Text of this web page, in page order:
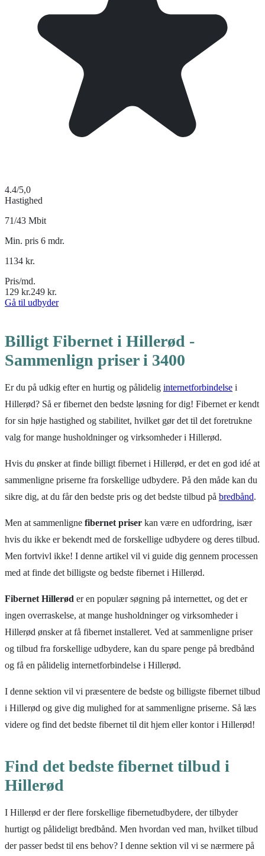
4.4/5,0
Hastighed
71/43 Mbit
Min. pris 6 mdr.
1134 kr.
Pris/md.
129 kr.249 kr.
Gå til udbyder
Billigt Fibernet i Hillerød -
Sammenlign priser i 3400
Er du på udkig efter en hurtig og pålidelig internetforbindelse i
Hillerød? Så er fibernet den bedste løsning for dig! Fibernet er kendt
for sin høje hastighed og stabilitet, hvilket gør det til det foretrukne
valg for mange husholdninger og virksomheder i Hillerød.
Hvis du ønsker at finde billigt fibernet i Hillerød, er det en god idé at
sammenligne priserne fra forskellige udbydere. På den måde kan du
sikre dig, at du får den bedste pris og det bedste tilbud på bredbånd.
Men at sammenligne fibernet priser kan være en udfordring, især
hvis du ikke er bekendt med de forskellige udbydere og deres tilbud.
Men fortvivl ikke! I denne artikel vil vi guide dig gennem processen
med at finde det billigste og bedste fibernet i Hillerød.
Fibernet Hillerød er en populær søgning på internettet, og det er
ingen overraskelse, at mange husholdninger og virksomheder i
Hillerød ønsker at få fibernet installeret. Ved at sammenligne priser
og tilbud fra forskellige udbydere, kan du spare penge på bredbånd
og få en pålidelig internetforbindelse i Hillerød.
I denne sektion vil vi præsentere de bedste og billigste fibernet tilbud
i Hillerød og give dig mulighed for at sammenligne priserne. Så læs
videre og find det bedste fibernet til dit hjem eller kontor i Hillerød!
Find det bedste fibernet tilbud i
Hillerød
I Hillerød er der flere forskellige fibernetudbydere, der tilbyder
hurtigt og pålideligt bredbånd. Men hvordan ved man, hvilket tilbud
der passer bedst til ens behov? I denne sektion vil vi se nærmere på